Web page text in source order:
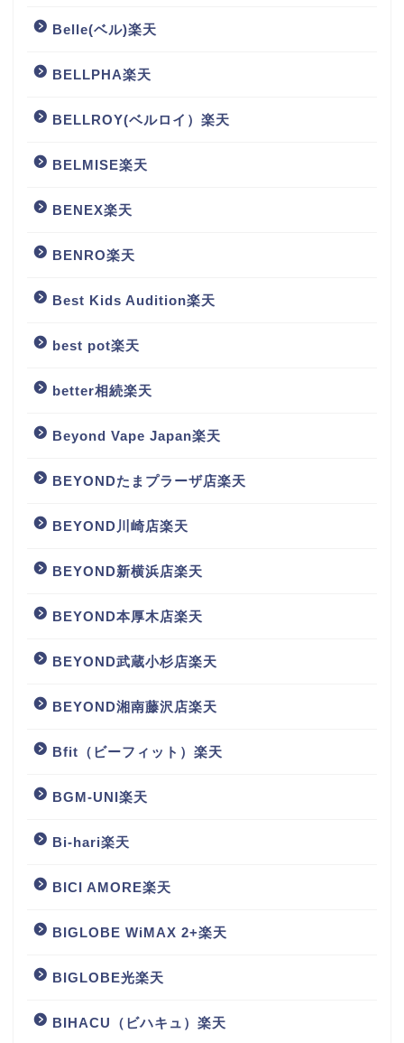
Belle(ベル)楽天
BELLPHA楽天
BELLROY(ベルロイ）楽天
BELMISE楽天
BENEX楽天
BENRO楽天
Best Kids Audition楽天
best pot楽天
better相続楽天
Beyond Vape Japan楽天
BEYONDたまプラーザ店楽天
BEYOND川崎店楽天
BEYOND新横浜店楽天
BEYOND本厚木店楽天
BEYOND武蔵小杉店楽天
BEYOND湘南藤沢店楽天
Bfit（ビーフィット）楽天
BGM‐UNI楽天
Bi-hari楽天
BICI AMORE楽天
BIGLOBE WiMAX 2+楽天
BIGLOBE光楽天
BIHACU（ビハキュ）楽天